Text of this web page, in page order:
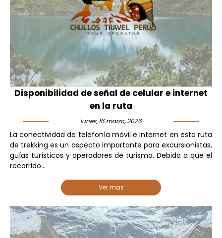
Disponibilidad de señal de celular e internet
en la ruta
lunes, 16 marzo, 2026
La conectividad de telefonía móvil e internet en esta ruta
de trekking es un aspecto importante para excursionistas,
guías turísticos y operadores de turismo. Debido a que el
recorrido...
Ver mas